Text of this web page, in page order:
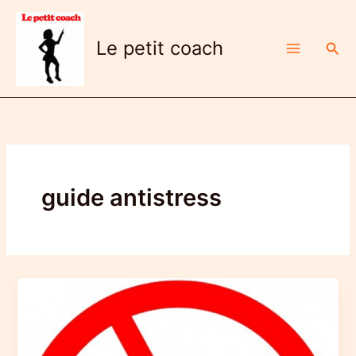
Aller
contenu
Le petit coach
guide antistress